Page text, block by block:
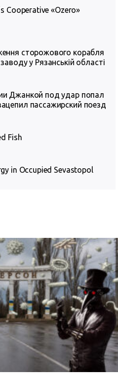
Cooperative «Ozero»
сторожового корабля
у Рязанській області
Джанкой под удар попал
пассажирский поезд
Fish
in Occupied Sevastopol